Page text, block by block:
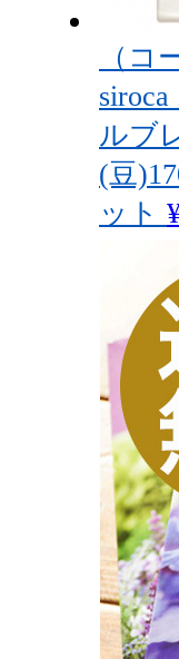
（コ
ルブ
(豆
ット